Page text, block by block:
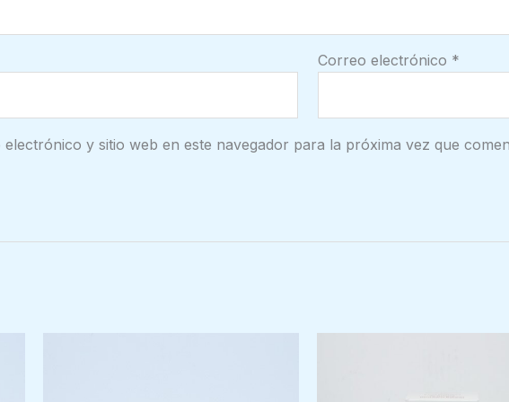
Correo electrónico *
y sitio web en este navegador para la próxima vez que